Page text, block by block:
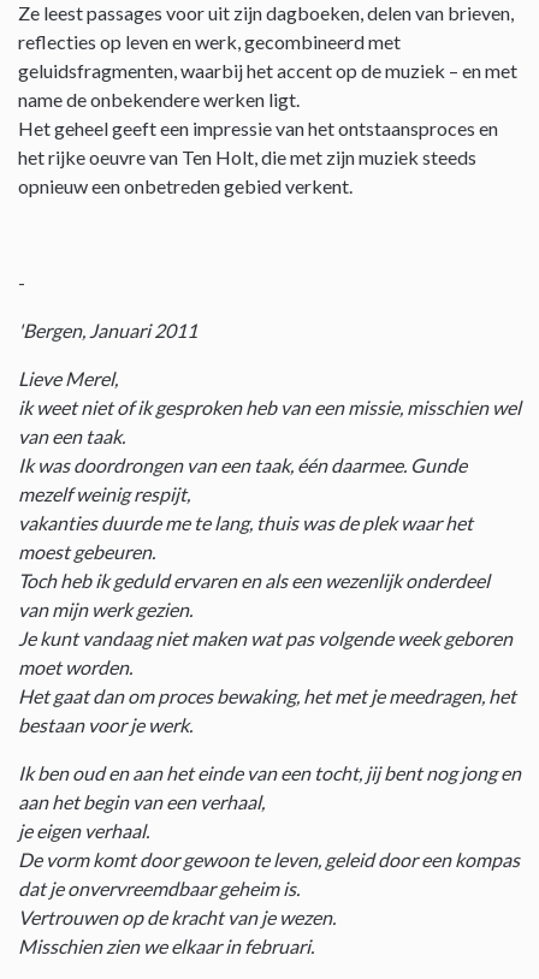
Ze leest passages voor uit zijn dagboeken, delen van brieven,
reflecties op leven en werk, gecombineerd met
geluidsfragmenten, waarbij het accent op de muziek – en met
name de onbekendere werken ligt.
Het geheel geeft een impressie van het ontstaansproces en
het rijke oeuvre van Ten Holt, die met zijn muziek steeds
opnieuw een onbetreden gebied verkent.
-
'Bergen, Januari 2011
Lieve Merel,
ik weet niet of ik gesproken heb van een missie, misschien wel
van een taak.
Ik was doordrongen van een taak, één daarmee. Gunde
mezelf weinig respijt,
vakanties duurde me te lang, thuis was de plek waar het
moest gebeuren.
Toch heb ik geduld ervaren en als een wezenlijk onderdeel
van mijn werk gezien.
Je kunt vandaag niet maken wat pas volgende week geboren
moet worden.
Het gaat dan om proces bewaking, het met je meedragen, het
bestaan voor je werk.
Ik ben oud en aan het einde van een tocht, jij bent nog jong en
aan het begin van een verhaal,
je eigen verhaal.
De vorm komt door gewoon te leven, geleid door een kompas
dat je onvervreemdbaar geheim is.
Vertrouwen op de kracht van je wezen.
Misschien zien we elkaar in februari.